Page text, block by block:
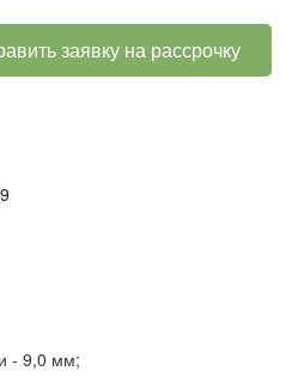
заявку на рассрочку
- 9,0 мм;